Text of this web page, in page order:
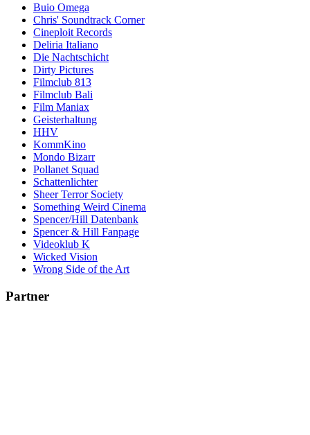
Buio Omega
Chris' Soundtrack Corner
Cineploit Records
Deliria Italiano
Die Nachtschicht
Dirty Pictures
Filmclub 813
Filmclub Bali
Film Maniax
Geisterhaltung
HHV
KommKino
Mondo Bizarr
Pollanet Squad
Schattenlichter
Sheer Terror Society
Something Weird Cinema
Spencer/Hill Datenbank
Spencer & Hill Fanpage
Videoklub K
Wicked Vision
Wrong Side of the Art
Partner